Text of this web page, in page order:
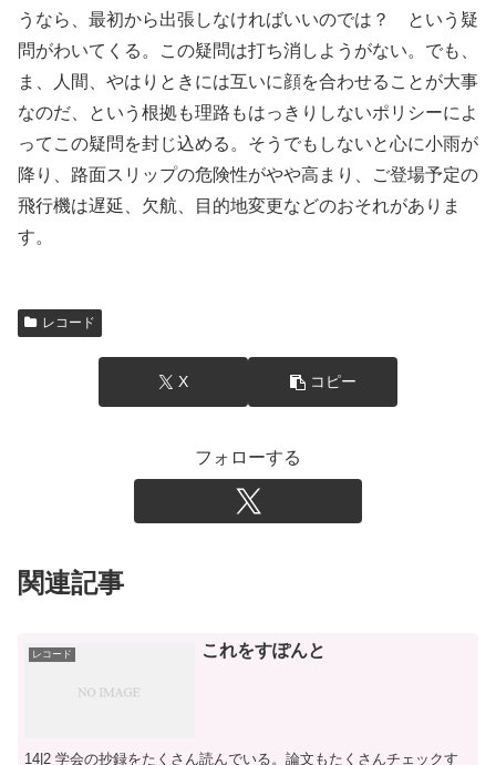
うなら、最初から出張しなければいいのでは？ という疑
問がわいてくる。この疑問は打ち消しようがない。でも、
ま、人間、やはりときには互いに顔を合わせることが大事
なのだ、という根拠も理路もはっきりしないポリシーによ
ってこの疑問を封じ込める。そうでもしないと心に小雨が
降り、路面スリップの危険性がやや高まり、ご登場予定の
飛行機は遅延、欠航、目的地変更などのおそれがありま
す。
レコード
X コピー
フォローする
関連記事
レコード これをすぽんと
14|2 学会の抄録をたくさん読んでいる。論文もたくさんチェックす